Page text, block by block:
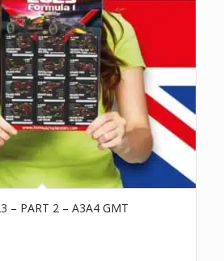
– PART 2 – A3A4 GMT